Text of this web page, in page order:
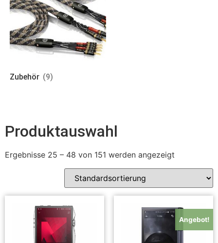
Zubehör (9)
Produktauswahl
Ergebnisse 25 – 48 von 151 werden angezeigt
Angebot!